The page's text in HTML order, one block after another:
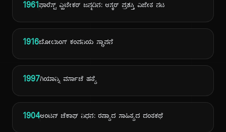
1961ಫಾರೆಸ್ಟ್ ವ್ಹಿಟೇಕರ್ ಜನ್ಮದಿನ: ಆಸ್ಕರ್ ಪ್ರಶಸ್ತಿ ವಿಜೇತ ನಟ
1916ಬೋಯಿಂಗ್ ಕಂಪನಿಯ ಸ್ಥಾಪನೆ
1997ಗಿಯಾನ್ನಿ ವರ್ಸಾಚೆ ಹತ್ಯೆ
1904ಆಂಟನ್ ಚೆಕಾಫ್ ನಿಧನ: ರಷ್ಯಾದ ಸಾಹಿತ್ಯದ ದಂತಕಥೆ